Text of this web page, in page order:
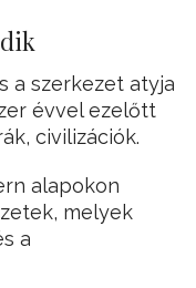
a szerkezet atyja
évvel ezelőtt
civilizációk.
alapokon
melyek
a